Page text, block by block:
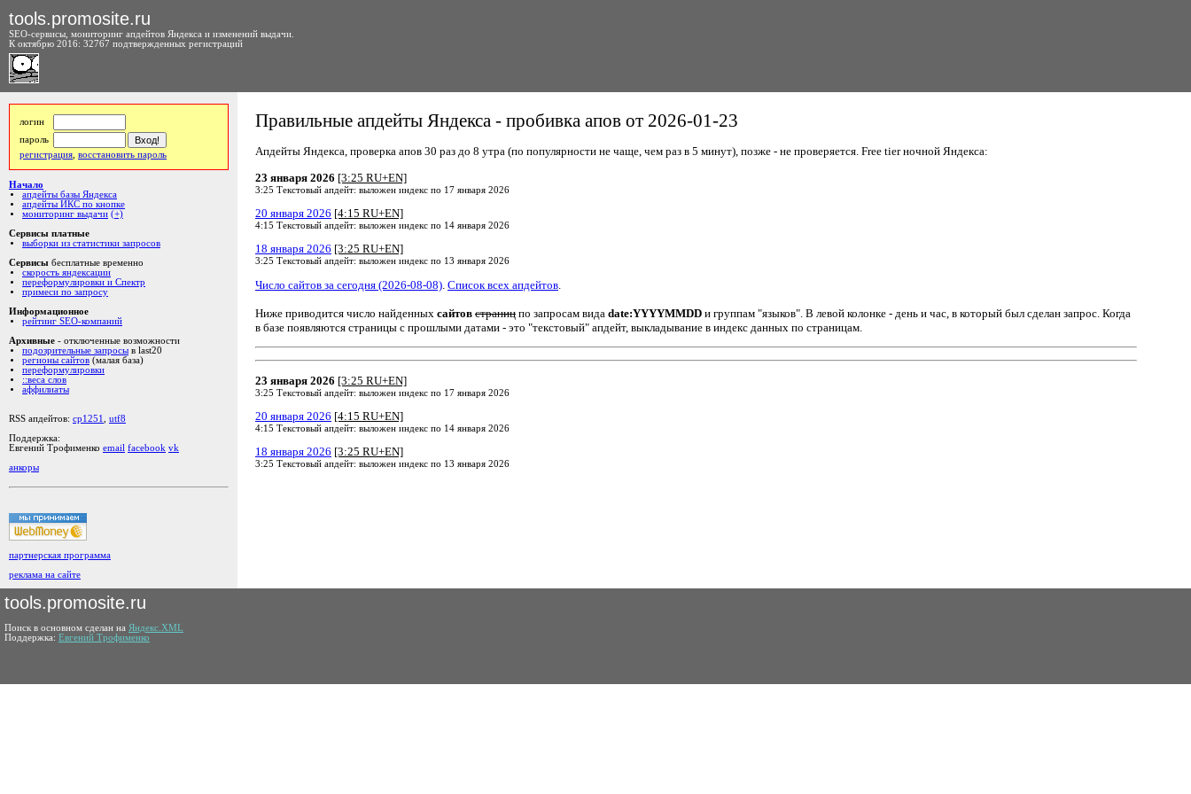
tools.promosite.ru
SEO-сервисы, мониторинг апдейтов Яндекса и изменений выдачи.
К октябрю 2016: 32767 подтвержденных регистраций
логин
пароль
регистрация восстановить пароль
Начало
апдейты базы Яндекса
апдейты ИКС по кнопке
мониторинг выдачи (+)
Сервисы платные
выборки из статистики запросов
Сервисы бесплатные временно
скорость яндексации
переформулировки и Спектр
примеси по запросу
Информационное
рейтинг SEO-компаний
Архивные - отключенные возможности
подозрительные запросы в last20
регионы сайтов (малая база)
переформулировки
::веса слов
аффилиаты
RSS апдейтов: cp1251
utf8
Поддержка:
Евгений Трофименко email facebook vk
анкоры
партнерская программа
реклама на сайте
Правильные апдейты Яндекса - пробивка апов от 2026-01-23
Апдейты Яндекса, проверка апов 30 раз до 8 утра (по популярности не чаще, чем раз в 5 минут), позже - не проверяется. Free tier ночной Яндекса:
23 января 2026 [3:25 RU+EN]
3:25 Текстовый апдейт: выложен индекс по 17 января 2026
20 января 2026 [4:15 RU+EN]
4:15 Текстовый апдейт: выложен индекс по 14 января 2026
18 января 2026 [3:25 RU+EN]
3:25 Текстовый апдейт: выложен индекс по 13 января 2026
Число сайтов за сегодня (2026-08-08) Список всех апдейтов
Ниже приводится число найденных сайтов страниц по запросам вида date:YYYYMMDD и группам "языков". В левой колонке - день и час, в который был сделан запрос. Когда
в базе появляются страницы с прошлыми датами - это "текстовый" апдейт, выкладывание в индекс данных по страницам.
23 января 2026 [3:25 RU+EN]
3:25 Текстовый апдейт: выложен индекс по 17 января 2026
20 января 2026 [4:15 RU+EN]
4:15 Текстовый апдейт: выложен индекс по 14 января 2026
18 января 2026 [3:25 RU+EN]
3:25 Текстовый апдейт: выложен индекс по 13 января 2026
tools.promosite.ru
Поиск в основном сделан на Яндекс.XML
Поддержка: Евгений Трофименко